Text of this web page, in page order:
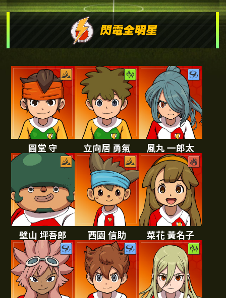
圓堂 守 立向居 勇氣 風丸 一郎太
壁山 坪吾郎 西園 信助 菜花 黃名子